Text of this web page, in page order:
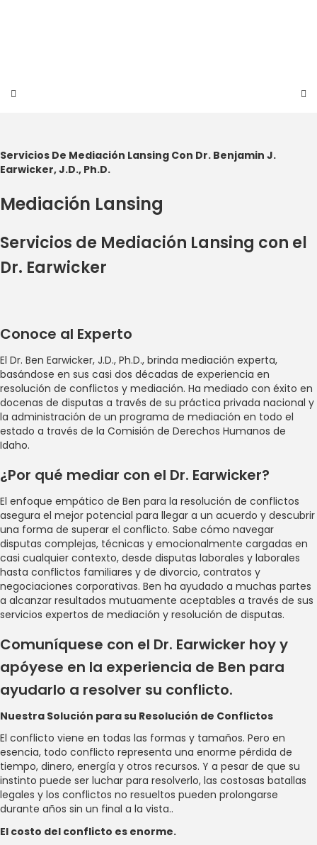
Servicios De Mediación Lansing Con Dr. Benjamin J.
Earwicker, J.D., Ph.D.
Mediación Lansing
Servicios de Mediación Lansing con el
Dr. Earwicker
Conoce al Experto
El Dr. Ben Earwicker, J.D., Ph.D., brinda mediación experta,
basándose en sus casi dos décadas de experiencia en
resolución de conflictos y mediación. Ha mediado con éxito en
docenas de disputas a través de su práctica privada nacional y
la administración de un programa de mediación en todo el
estado a través de la Comisión de Derechos Humanos de
Idaho.
¿Por qué mediar con el Dr. Earwicker?
El enfoque empático de Ben para la resolución de conflictos
asegura el mejor potencial para llegar a un acuerdo y descubrir
una forma de superar el conflicto. Sabe cómo navegar
disputas complejas, técnicas y emocionalmente cargadas en
casi cualquier contexto, desde disputas laborales y laborales
hasta conflictos familiares y de divorcio, contratos y
negociaciones corporativas. Ben ha ayudado a muchas partes
a alcanzar resultados mutuamente aceptables a través de sus
servicios expertos de mediación y resolución de disputas.
Comuníquese con el Dr. Earwicker hoy y
apóyese en la experiencia de Ben para
ayudarlo a resolver su conflicto.
Nuestra Solución para su Resolución de Conflictos
El conflicto viene en todas las formas y tamaños. Pero en
esencia, todo conflicto representa una enorme pérdida de
tiempo, dinero, energía y otros recursos. Y a pesar de que su
instinto puede ser luchar para resolverlo, las costosas batallas
legales y los conflictos no resueltos pueden prolongarse
durante años sin un final a la vista..
El costo del conflicto es enorme.